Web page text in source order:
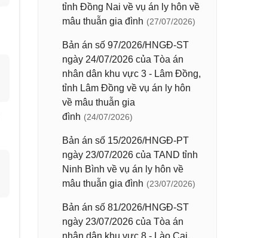
tỉnh Đồng Nai về vụ án ly hôn về
mâu thuẫn gia đình (27/07/2026)
Bản án số 97/2026/HNGĐ-ST
ngày 24/07/2026 của Tòa án
nhân dân khu vực 3 - Lâm Đồng,
tỉnh Lâm Đồng về vụ án ly hôn
về mâu thuẫn gia
đình (24/07/2026)
Bản án số 15/2026/HNGĐ-PT
ngày 23/07/2026 của TAND tỉnh
Ninh Bình về vụ án ly hôn về
mâu thuẫn gia đình (23/07/2026)
Bản án số 81/2026/HNGĐ-ST
ngày 23/07/2026 của Tòa án
nhân dân khu vực 8 - Lào Cai,